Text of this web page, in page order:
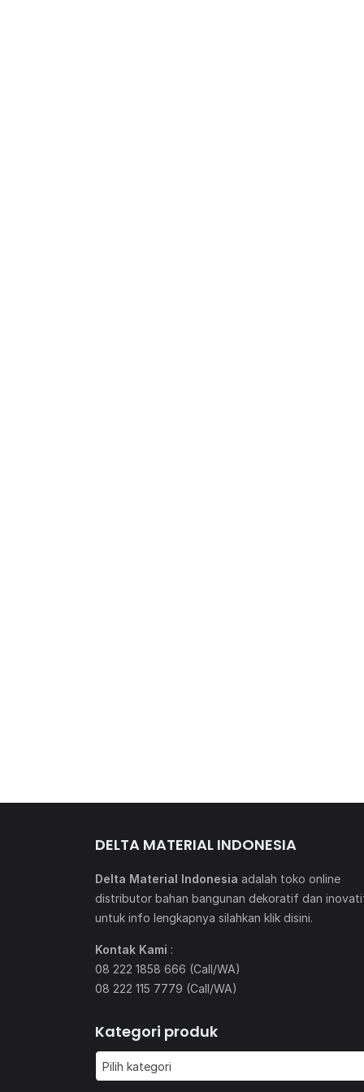
DELTA MATERIAL INDONESIA
Delta Material Indonesia adalah toko online
distributor bahan bangunan dekoratif dan
untuk info lengkapnya silahkan klik disini.
Kontak Kami :
08 222 1858 666 (Call/WA)
08 222 115 7779 (Call/WA)
Kategori produk
Pilih kategori